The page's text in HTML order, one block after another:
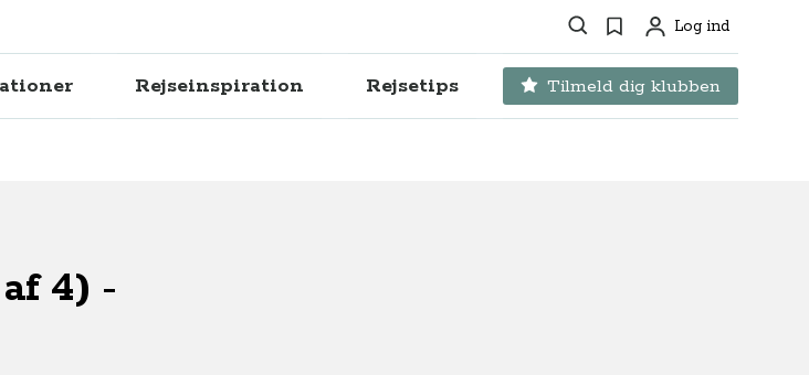
Søg Favoritter
ProfilLog ind
Rejseinspiration Rejsetips Tilmeld dig klubben
4) -